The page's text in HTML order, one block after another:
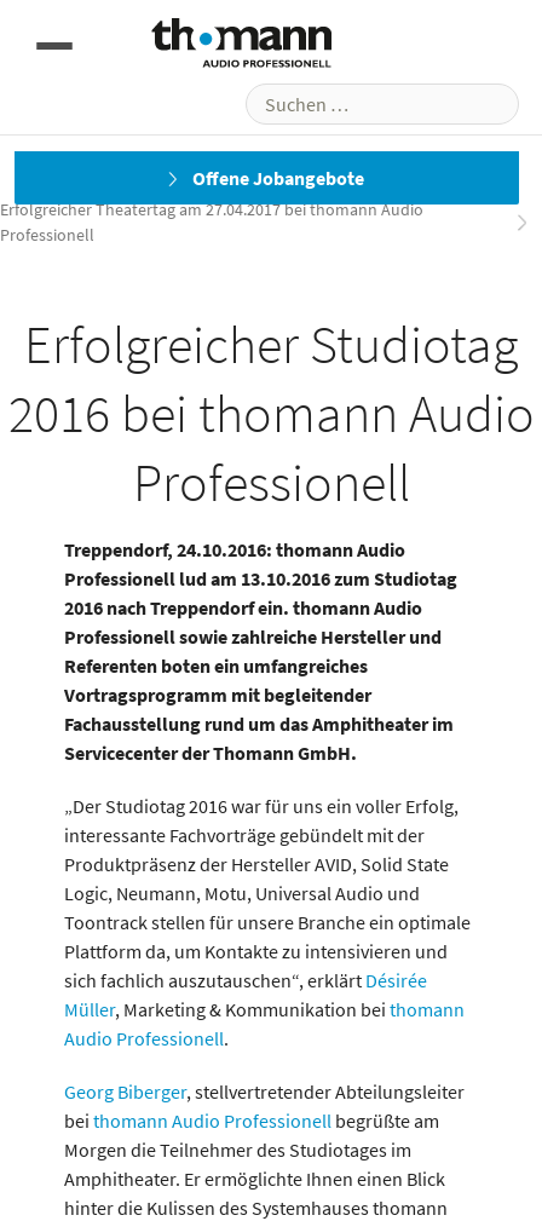
Offene Jobangebote
Erfolgreicher Studiotag 2015 bei thomann Audio Professionell in
Erfolgreicher Theatertag am 27.04.2017 bei thomann Audio
Professionell
Erfolgreicher Studiotag
2016 bei thomann Audio
Professionell
Treppendorf, 24.10.2016: thomann Audio
Professionell lud am 13.10.2016 zum Studiotag
2016 nach Treppendorf ein. thomann Audio
Professionell sowie zahlreiche Hersteller und
Referenten boten ein umfangreiches
Vortragsprogramm mit begleitender
Fachausstellung rund um das Amphitheater im
Servicecenter der Thomann GmbH.
„Der Studiotag 2016 war für uns ein voller Erfolg,
interessante Fachvorträge gebündelt mit der
Produktpräsenz der Hersteller AVID, Solid State
Logic, Neumann, Motu, Universal Audio und
Toontrack stellen für unsere Branche ein optimale
Plattform da, um Kontakte zu intensivieren und
sich fachlich auszutauschen“, erklärt Désirée
Müller, Marketing & Kommunikation bei thomann
Audio Professionell.
Georg Biberger, stellvertretender Abteilungsleiter
bei thomann Audio Professionellbegrüßte am
Morgen die Teilnehmer des Studiotages im
Amphitheater. Er ermöglichte Ihnen einen Blick
hinter die Kulissen des Systemhauses thomann